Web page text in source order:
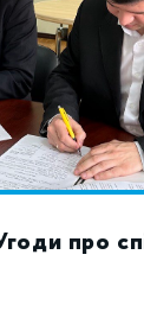
про